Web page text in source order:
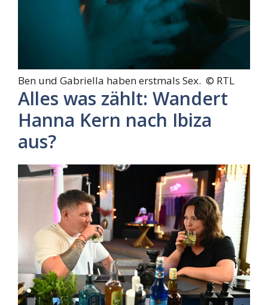
Ben und Gabriella haben erstmals Sex. © RTL
Alles was zählt: Wandert
Hanna Kern nach Ibiza
aus?